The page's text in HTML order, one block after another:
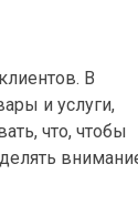
В
и услуги,
что, чтобы